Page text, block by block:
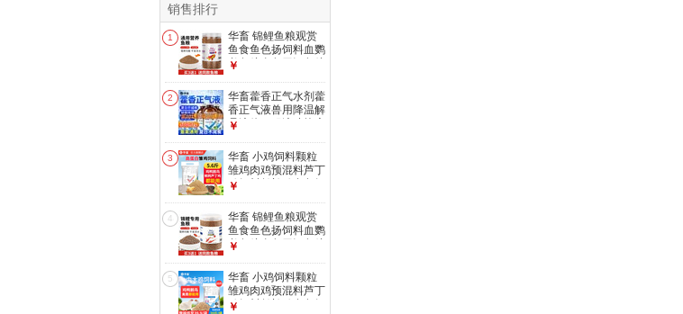
销售排行
1
华畜 锦鲤鱼粮观赏
鱼食鱼色扬饲料血鹦
鹉鱼粮金鱼罗汉鱼粮
【1mm观赏鱼粮】
500g
￥
2
华畜藿香正气水剂藿
香正气液兽用降温解
暑液体口服液猪抗应
10送5 买20送20】
清凉解暑500ml
￥
3
华畜 小鸡饲料颗粒
雏鸡肉鸡预混料芦丁
鸡饲料鹌鹑鸡食鱼饵
白雏鸡饲料】5.6斤/
袋
￥
4
华畜 锦鲤鱼粮观赏
鱼食鱼色扬饲料血鹦
鹉鱼粮金鱼罗汉鱼粮
【2mm锦鲤鱼粮】
440g
￥
5
华畜 小鸡饲料颗粒
雏鸡肉鸡预混料芦丁
鸡饲料鹌鹑鸡食鱼饵
￥